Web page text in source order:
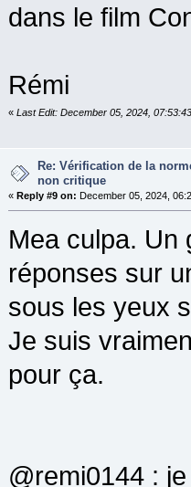
dans le film
Rémi
« Last Edit: December 05, 2024,
Re: Vérification de la
non critique
« Reply #9 on: December 05, 2024,
Mea culpa.
réponses sur
sous les yeux
Je suis
pour ça.
@remi0144 :